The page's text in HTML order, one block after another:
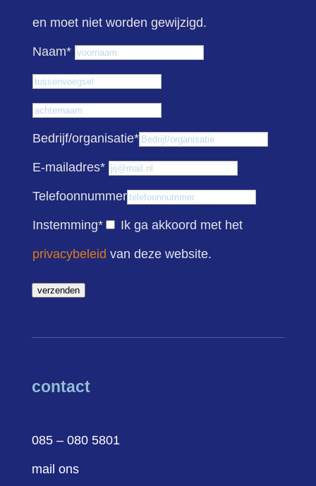
en moet niet worden gewijzigd.
Naam*
Bedrijf/organisatie*
E-mailadres*
Telefoonnummer
Instemming* Ik ga akkoord met het
privacybeleid van deze website.
verzenden
contact
085 – 080 5801
mail ons